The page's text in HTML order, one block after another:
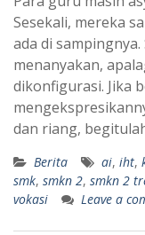
Sesekali, mereka
ada di
menanyakan,
dikonfigurasi. Jika
dan riang,
Berita ai, iht,
smk, smkn 2, smkn 2
vokasi
Leave a